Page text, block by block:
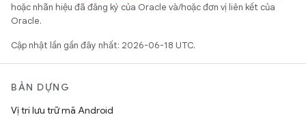
hoặc nhãn hiệu đã đăng ký của Oracle và/hoặc đơn vị liên kết của
Oracle.
Cập nhật lần gần đây nhất: 2026-06-18 UTC.
BẢN DỰNG
Vị trí lưu trữ mã Android